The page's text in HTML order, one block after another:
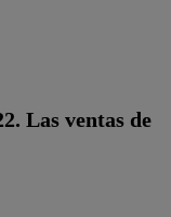
Las ventas de